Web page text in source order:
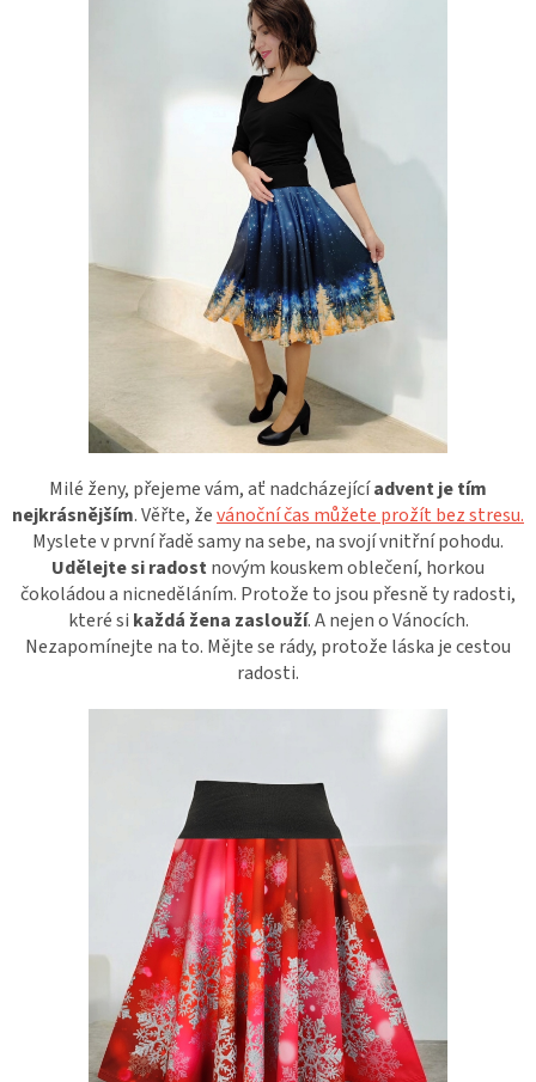
Milé ženy, přejeme vám, ať nadcházejícíadvent je tím
nejkrásnějším. Věřte, ževánoční čas můžete prožít bez stresu.
Myslete v první řadě samy na sebe, na svojí vnitřní pohodu.
Udělejte si radostnovým kouskem oblečení, horkou
čokoládou a nicneděláním. Protože to jsou přesně ty radosti,
které si každá žena zaslouží. A nejen o Vánocích.
Nezapomínejte na to. Mějte se rády, protože láska je cestou
radosti.